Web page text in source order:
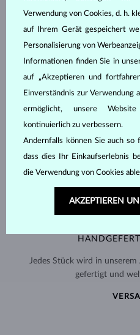
Jedes Stück wird in
gefertigt und
Verwendung von Cookies, d. h.
auf Ihrem Gerät gespeichert
Personalisierung von
Informationen finden Sie in
auf „Akzeptieren und
Einverständnis zur Verwendung
ermöglicht, unsere
kontinuierlich zu verbessern.
Andernfalls können Sie auch so
dass dies Ihr Einkaufserlebnis
die Verwendung von Cookies
AKZEPTIEREN